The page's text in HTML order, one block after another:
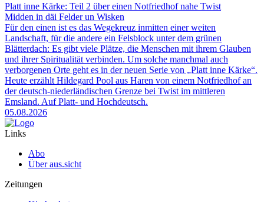
Platt inne Kärke: Teil 2 über einen Notfriedhof nahe Twist
Midden in däi Felder un Wisken
Für den einen ist es das Wegekreuz inmitten einer weiten
Landschaft, für die andere ein Felsblock unter dem grünen
Blätterdach: Es gibt viele Plätze, die Menschen mit ihrem Glauben
und ihrer Spiritualität verbinden. Um solche manchmal auch
verborgenen Orte geht es in der neuen Serie von „Platt inne Kärke“.
Heute erzählt Hildegard Pool aus Haren von einem Notfriedhof an
der deutsch-niederländischen Grenze bei Twist im mittleren
Emsland. Auf Platt- und Hochdeutsch.
05.08.2026
Links
Abo
Über aus.sicht
Zeitungen